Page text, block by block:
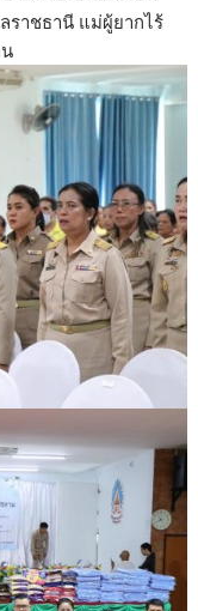
ราชธานี แม่ผู้ยากไร้